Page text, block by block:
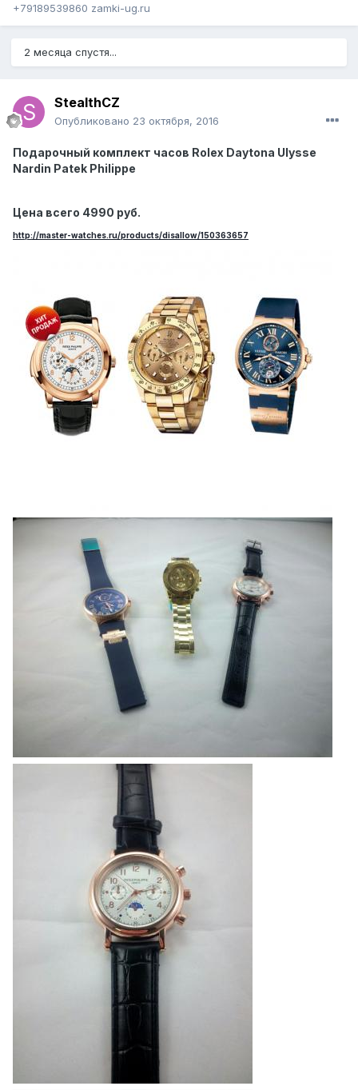
+79189539860 zamki-ug.ru
2 месяца спустя...
StealthCZ
Опубликовано 23 октября, 2016
Подарочный комплект часов Rolex Daytona Ulysse
Nardin Patek Philippe
Цена всего 4990 руб.
http://master-watches.ru/products/disallow/150363657